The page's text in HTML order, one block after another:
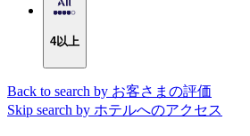
4以上
Back to search by お客さまの評価
Skip search by ホテルへのアクセス